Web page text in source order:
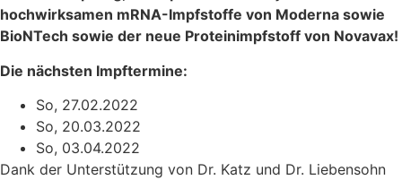
hochwirksamen mRNA-Impfstoffe von Moderna sowie
BioNTech sowie der neue Proteinimpfstoff von Novavax!
Die nächsten Impftermine:
So, 27.02.2022
So, 20.03.2022
So, 03.04.2022
Dank der Unterstützung von Dr. Katz und Dr. Liebensohn